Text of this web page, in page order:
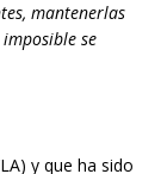
mantenerlas
se
y que ha sido